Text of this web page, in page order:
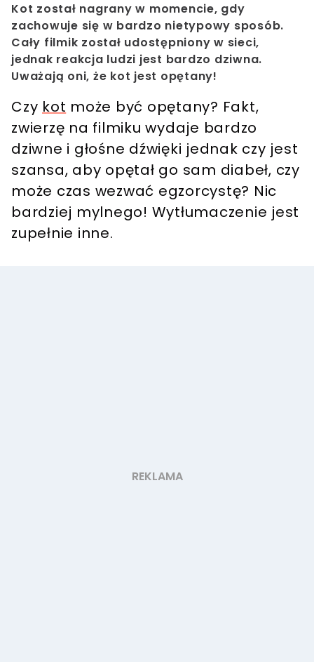
Kot został nagrany w momencie, gdy
zachowuje się w bardzo nietypowy sposób.
Cały filmik został udostępniony w sieci,
jednak reakcja ludzi jest bardzo dziwna.
Uważają oni, że kot jest opętany!
Czy kot może być opętany? Fakt,
zwierzę na filmiku wydaje bardzo
dziwne i głośne dźwięki jednak czy jest
szansa, aby opętał go sam diabeł, czy
może czas wezwać egzorcystę? Nic
bardziej mylnego! Wytłumaczenie jest
zupełnie inne.